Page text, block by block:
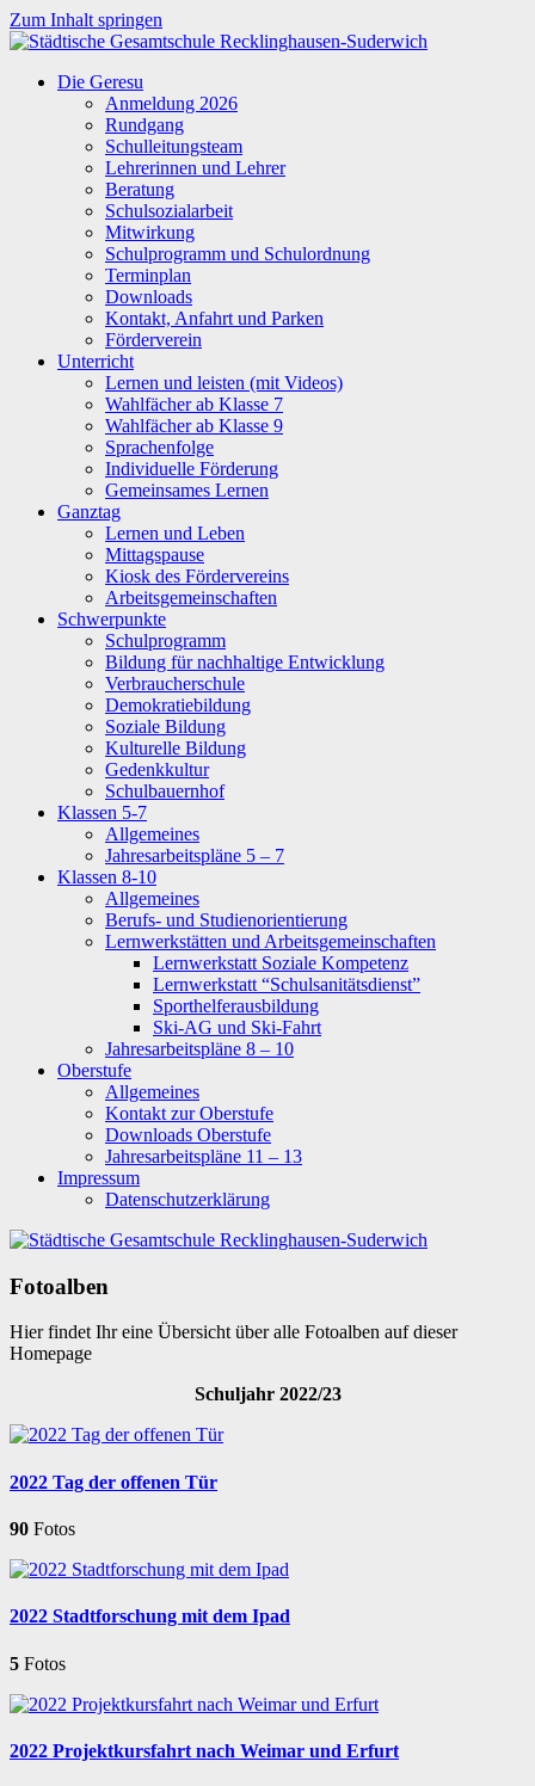
Zum Inhalt springen
Städtische
Gesamtschule
Recklinghausen-
Suderwich
Die Geresu
Anmeldung 2026
Rundgang
Schulleitungsteam
Lehrerinnen und Lehrer
Beratung
Schulsozialarbeit
Mitwirkung
Schulprogramm und Schulordnung
Terminplan
Downloads
Kontakt, Anfahrt und Parken
Förderverein
Unterricht
Lernen und leisten (mit Videos)
Wahlfächer ab Klasse 7
Wahlfächer ab Klasse 9
Sprachenfolge
Individuelle Förderung
Gemeinsames Lernen
Ganztag
Lernen und Leben
Mittagspause
Kiosk des Fördervereins
Arbeitsgemeinschaften
Schwerpunkte
Schulprogramm
Bildung für nachhaltige Entwicklung
Verbraucherschule
Demokratiebildung
Soziale Bildung
Kulturelle Bildung
Gedenkkultur
Schulbauernhof
Klassen 5-7
Allgemeines
Jahresarbeitspläne 5 – 7
Klassen 8-10
Allgemeines
Berufs- und Studienorientierung
Lernwerkstätten und Arbeitsgemeinschaften
Lernwerkstatt Soziale Kompetenz
Lernwerkstatt “Schulsanitätsdienst”
Sporthelferausbildung
Ski-AG und Ski-Fahrt
Jahresarbeitspläne 8 – 10
Oberstufe
Allgemeines
Kontakt zur Oberstufe
Downloads Oberstufe
Jahresarbeitspläne 11 – 13
Impressum
Datenschutzerklärung
Fotoalben
Hier findet Ihr eine Übersicht über alle Fotoalben auf dieser
Homepage
Schuljahr 2022/23
2022 Tag der offenen Tür
90 Fotos
2022 Stadtforschung mit dem Ipad
5 Fotos
2022 Projektkursfahrt nach Weimar und Erfurt